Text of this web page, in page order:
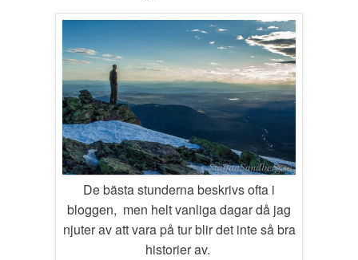
De bästa stunderna beskrivs ofta i
bloggen, men helt vanliga dagar då jag
njuter av att vara på tur blir det inte så bra
historier av.